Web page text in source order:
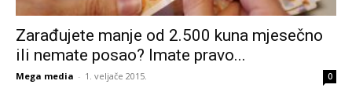
Zarađujete manje od 2.500 kuna mjesečno
ili nemate posao? Imate pravo...
Mega media - 1. veljače 2015. 0